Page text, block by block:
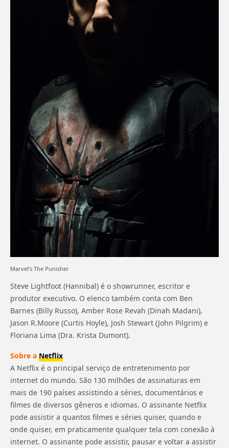
Marvel’s The Punisher
Steve Lightfoot (Hannibal) é o showrunner, escritor e
produtor executivo. O elenco também conta com Ben
Barnes (Billy Russo), Amber Rose Revah (Dinah Madani),
Jason R.Moore (Curtis Hoyle), Josh Stewart (John Pilgrim) e
Floriana Lima (Dra. Krista Dumont).
Sobre aNetflix
A Netflix é o principal serviço de entretenimento por
internet do mundo. São 130 milhões de assinaturas em
mais de 190 países assistindo a séries, documentários e
filmes de diversos gêneros e idiomas. O assinante Netflix
pode assistir a quantos filmes e séries quiser, quando e
onde quiser, em praticamente qualquer tela com conexão à
internet. O assinante pode assistir, pausar e voltar a assistir